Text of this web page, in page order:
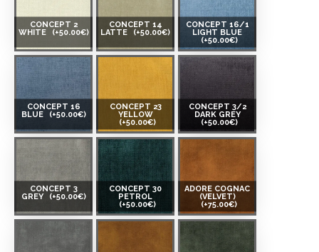
CONCEPT 2
WHITE
(+50.00€)
CONCEPT 14
LATTE
(+50.00€)
CONCEPT 16/1
LIGHT BLUE
(+50.00€)
CONCEPT 16
BLUE
(+50.00€)
CONCEPT 23
YELLOW
(+50.00€)
CONCEPT 3/2
DARK GREY
(+50.00€)
CONCEPT 3
GREY
(+50.00€)
CONCEPT 30
PETROL
(+50.00€)
ADORE COGNAC
(VELVET)
(+75.00€)